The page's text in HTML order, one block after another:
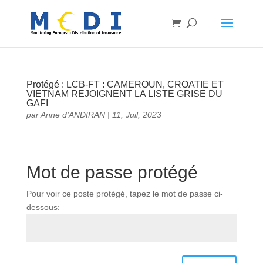
Protégé : LCB-FT : CAMEROUN, CROATIE ET
VIETNAM REJOIGNENT LA LISTE GRISE DU
GAFI
parAnne d’ANDIRAN| 11, Juil, 2023
Mot de passe protégé
Pour voir ce poste protégé, tapez le mot de passe ci-
dessous: